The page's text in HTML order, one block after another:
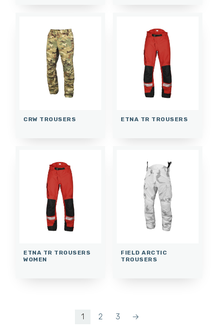
CRW TROUSERS ETNA TR TROUSERS
ETNA TR TROUSERS
WOMEN
FIELD ARCTIC
TROUSERS
1 2 3 →